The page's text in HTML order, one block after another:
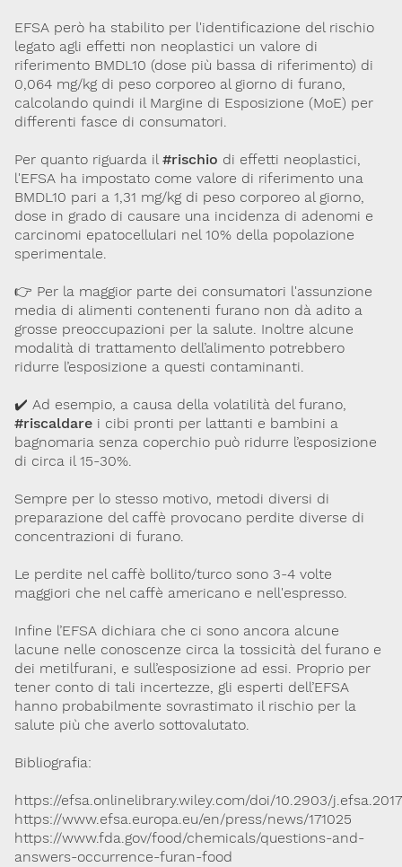
EFSA però ha stabilito per l'identificazione del rischio
legato agli effetti non neoplastici un valore di
riferimento BMDL10 (dose più bassa di riferimento) di
0,064 mg/kg di peso corporeo al giorno di furano,
calcolando quindi il Margine di Esposizione (MoE) per
differenti fasce di consumatori.
Per quanto riguarda il #rischio di effetti neoplastici,
l'EFSA ha impostato come valore di riferimento una
BMDL10 pari a 1,31 mg/kg di peso corporeo al giorno,
dose in grado di causare una incidenza di adenomi e
carcinomi epatocellulari nel 10% della popolazione
sperimentale.
👉 Per la maggior parte dei consumatori l'assunzione
media di alimenti contenenti furano non dà adito a
grosse preoccupazioni per la salute. Inoltre alcune
modalità di trattamento dell’alimento potrebbero
ridurre l’esposizione a questi contaminanti.
✔️ Ad esempio, a causa della volatilità del furano,
#riscaldare i cibi pronti per lattanti e bambini a
bagnomaria senza coperchio può ridurre l’esposizione
di circa il 15-30%.
Sempre per lo stesso motivo, metodi diversi di
preparazione del caffè provocano perdite diverse di
concentrazioni di furano.
Le perdite nel caffè bollito/turco sono 3-4 volte
maggiori che nel caffè americano e nell'espresso.
Infine l’EFSA dichiara che ci sono ancora alcune
lacune nelle conoscenze circa la tossicità del furano e
dei metilfurani, e sull’esposizione ad essi. Proprio per
tener conto di tali incertezze, gli esperti dell’EFSA
hanno probabilmente sovrastimato il rischio per la
salute più che averlo sottovalutato.
Bibliografia:
https://efsa.onlinelibrary.wiley.com/doi/10.2903/
https://www.efsa.europa.eu/en/press/news/171025
https://www.fda.gov/food/chemicals/questions-and-
answers-occurrence-furan-food